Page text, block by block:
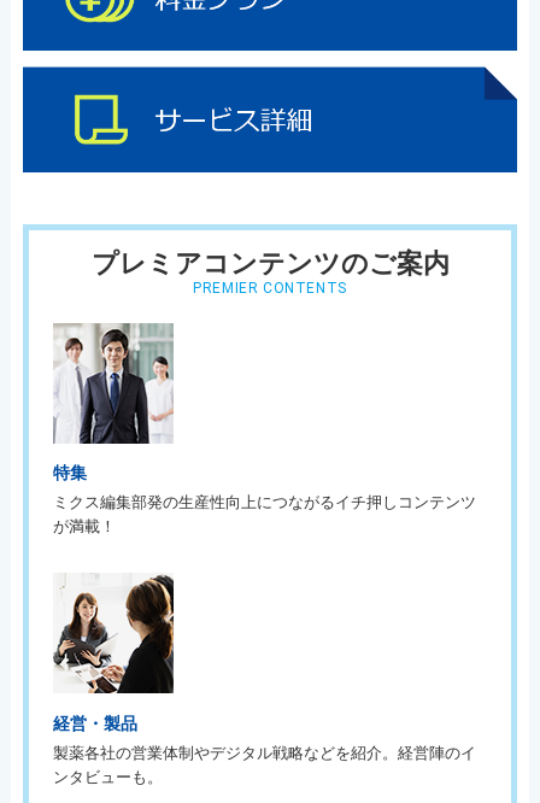
プレミアコンテンツのご案内
PREMIER CONTENTS
特集
ミクス編集部発の生産性向上につながるイチ押しコンテンツ
が満載！
経営・製品
製薬各社の営業体制やデジタル戦略などを紹介。経営陣のイ
ンタビューも。